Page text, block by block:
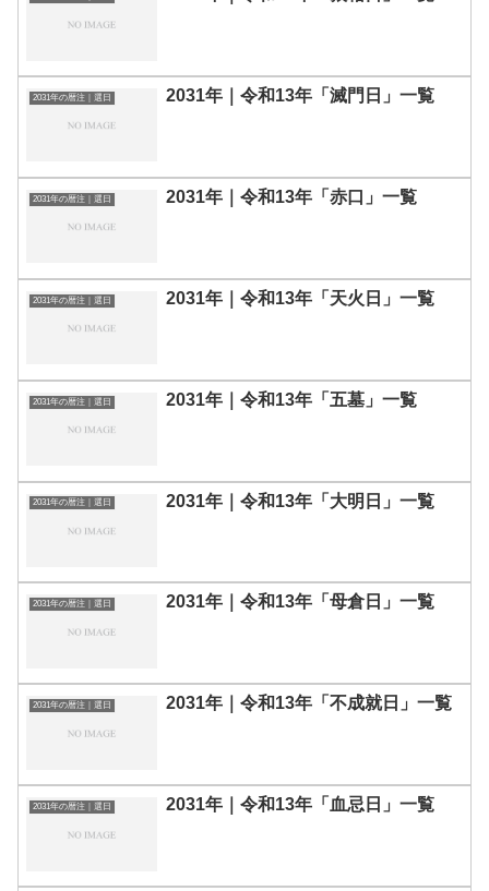
2031年の暦注｜選日 2031年｜令和13年「滅門日」一覧
2031年の暦注｜選日 2031年｜令和13年「赤口」一覧
2031年の暦注｜選日 2031年｜令和13年「天火日」一覧
2031年の暦注｜選日 2031年｜令和13年「五墓」一覧
2031年の暦注｜選日 2031年｜令和13年「大明日」一覧
2031年の暦注｜選日 2031年｜令和13年「母倉日」一覧
2031年の暦注｜選日 2031年｜令和13年「不成就日」一覧
2031年の暦注｜選日 2031年｜令和13年「血忌日」一覧